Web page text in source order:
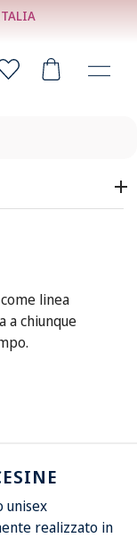
linea
a chiunque
unisex
realizzato in